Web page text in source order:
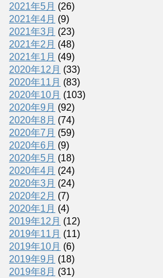
2021年5月 (26)
2021年4月 (9)
2021年3月 (23)
2021年2月 (48)
2021年1月 (49)
2020年12月 (33)
2020年11月 (83)
2020年10月 (103)
2020年9月 (92)
2020年8月 (74)
2020年7月 (59)
2020年6月 (9)
2020年5月 (18)
2020年4月 (24)
2020年3月 (24)
2020年2月 (7)
2020年1月 (4)
2019年12月 (12)
2019年11月 (11)
2019年10月 (6)
2019年9月 (18)
2019年8月 (31)